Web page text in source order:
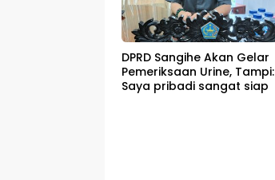
DPRD Sangihe Akan Gelar
Pemeriksaan Urine, Tampi:
Saya pribadi sangat siap